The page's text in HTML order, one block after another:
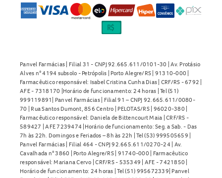
Panvel Farmácias | Filial 31 - CNPJ 92.665.611/0101-30 | Av. Protásio
Alves n° 4194 subsolo - Petrópolis | Porto Alegre/RS | 91310-000 |
Farmacêutico responsável: Isabel Cristina Cunha Dias | CRF/RS - 6792 |
AFE - 7318170 |Horário de funcionamento: 24 horas | Tel (51)
999119891| Panvel Farmácias | Filial 91 – CNPJ 92.665.611/0080-
70 | Rua Santos Dumont, 856 Centro | PELOTAS/RS | 96020-380 |
Farmacêutico responsável: Daniela de Bittencourt Maia | CRF/RS -
589427 | AFE 7239474 |Horário de funcionamento: Seg. a Sab. - Das
7h às 22h. Domingos e Feriados – 8h às 22h | Tel (53) 999505659 |
Panvel Farmácias | Filial 464 - CNPJ 92.665.611/0270-24 | Av.
Cavalhada n° 3860 | Porto Alegre/RS | 91740-000 | Farmacêutico
responsável: Mariana Cervo | CRF/RS - 535349 | AFE - 7421850 |
Horário de funcionamento: 24 horas | Tel (51) 995672339| Panvel